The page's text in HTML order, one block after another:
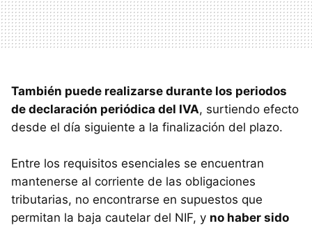
También puede realizarse durante los periodos
de declaración periódica del IVA, surtiendo efecto
desde el día siguiente a la finalización del plazo.
Entre los requisitos esenciales se encuentran
mantenerse al corriente de las obligaciones
tributarias, no encontrarse en supuestos que
permitan la baja cautelar del NIF, y no haber sido